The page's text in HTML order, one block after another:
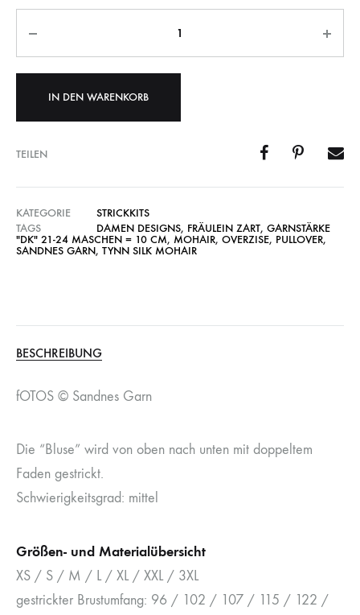
IN DEN WARENKORB
TEILEN
KATEGORIE
STRICKKITS
TAGS
DAMEN DESIGNS, FRÄULEIN ZART, GARNSTÄRKE
"DK" 21-24 MASCHEN = 10 CM, MOHAIR, OVERZISE, PULLOVER,
SANDNES GARN, TYNN SILK MOHAIR
BESCHREIBUNG
fOTOS © Sandnes Garn
Die “Bluse” wird von oben nach unten mit doppeltem
Faden gestrickt.
Schwierigkeitsgrad: mittel
Größen- und Materialübersicht
XS / S / M / L / XL / XXL / 3XL
gestrickter Brustumfang: 96 / 102 / 107 / 115 / 122 /